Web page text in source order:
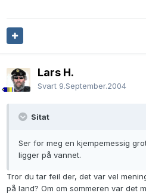
Lars H.
Svart 9.September.2004
Sitat
Ser for meg en kjempemessig
ligger på vannet.
Tror du tar feil der, det var vel
på land? Om om sommeren var det